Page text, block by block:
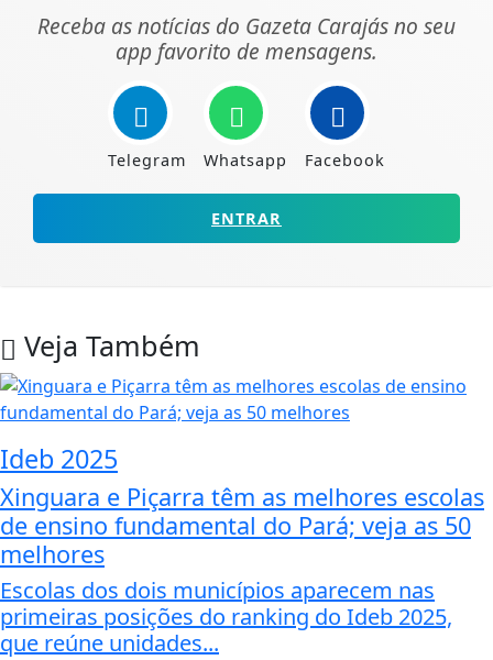
Receba as notícias do Gazeta Carajás no seu
app favorito de mensagens.
Telegram Whatsapp Facebook
ENTRAR
Veja Também
Ideb 2025
Xinguara e Piçarra têm as melhores escolas
de ensino fundamental do Pará; veja as 50
melhores
Escolas dos dois municípios aparecem nas
primeiras posições do ranking do Ideb 2025,
que reúne unidades...